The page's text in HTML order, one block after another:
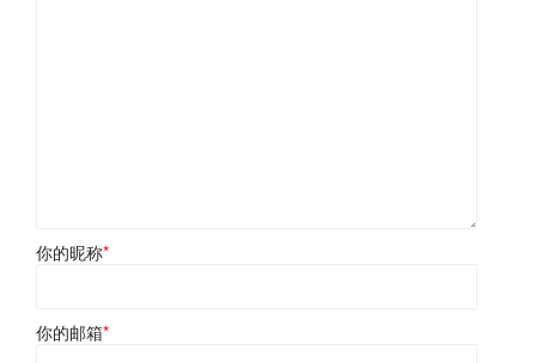
你的昵称*
你的邮箱*